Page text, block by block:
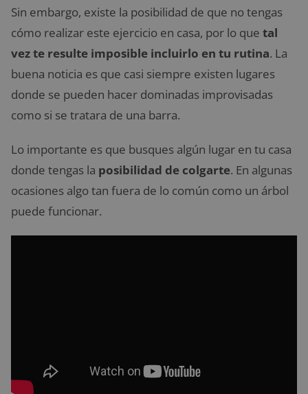
Sin embargo, existe la posibilidad de que no tengas
cómo realizar este ejercicio en casa, por lo que tal
vez te resulte imposible incluirlo en tu rutina. La
buena noticia es que casi siempre existen lugares
donde se pueden hacer dominadas improvisadas
como si se tratara de una barra.
Lo importante es que busques algún lugar en tu casa
donde tengas la posibilidad de colgarte. En algunas
ocasiones algo tan fuera de lo común como un árbol
puede funcionar.